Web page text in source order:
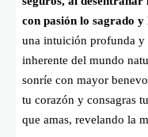
con pasión lo sagrado
una intuición profunda y
inherente del mundo
sonríe con mayor
tu corazón y consagras
que amas, revelando la